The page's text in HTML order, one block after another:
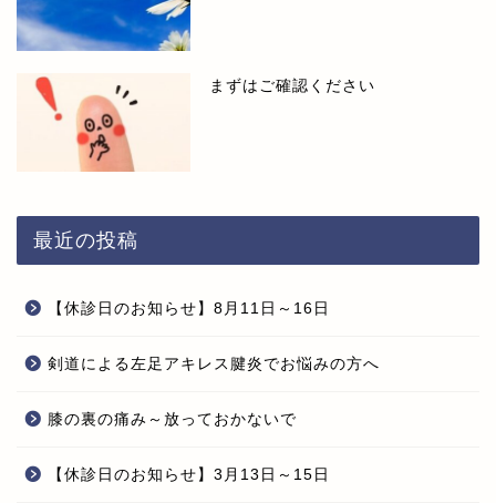
まずはご確認ください
最近の投稿
【休診日のお知らせ】8月11日～16日
剣道による左足アキレス腱炎でお悩みの方へ
膝の裏の痛み～放っておかないで
【休診日のお知らせ】3月13日～15日